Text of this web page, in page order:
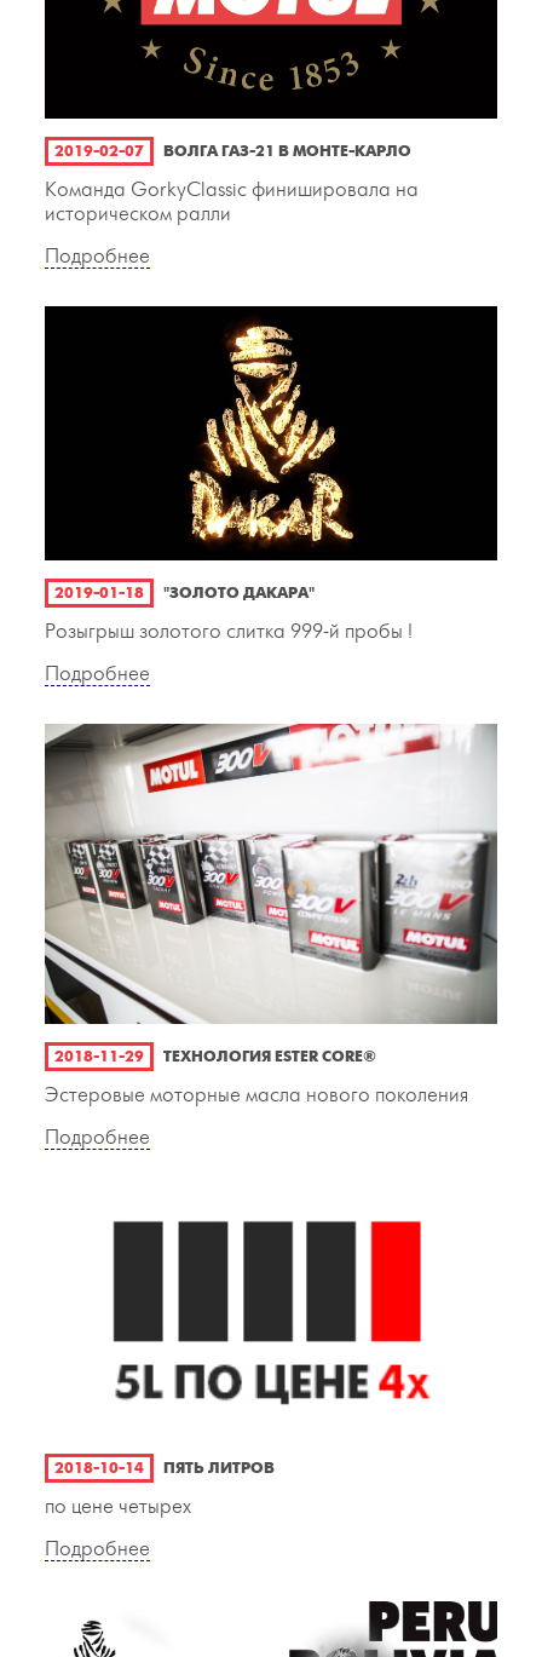
2019-02-07 ВОЛГА ГАЗ-21 В МОНТЕ-КАРЛО
Команда GorkyClassic финишировала на
историческом ралли
Подробнее
2019-01-18 "ЗОЛОТО ДАКАРА"
Розыгрыш золотого слитка 999-й пробы !
Подробнее
2018-11-29 ТЕХНОЛОГИЯ ESTER CORE®
Эстеровые моторные масла нового поколения
Подробнее
2018-10-14 ПЯТЬ ЛИТРОВ
по цене четырех
Подробнее